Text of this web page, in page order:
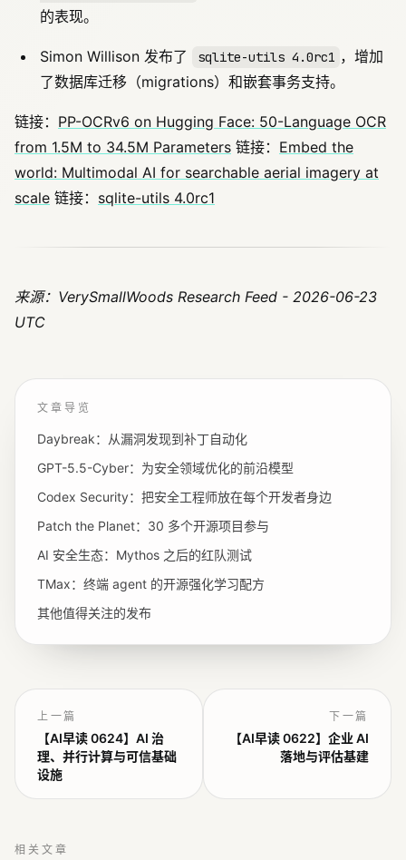
的表现。
Simon Willison 发布了 sqlite-utils 4.0rc1 ，增加
了数据库迁移（migrations）和嵌套事务支持。
链接： PP-OCRv6 on Hugging Face: 50-Language OCR
from 1.5M to 34.5M Parameters 链接： Embed the
world: Multimodal AI for searchable aerial imagery at
scale 链接： sqlite-utils 4.0rc1
来源：VerySmallWoods Research Feed - 2026-06-23
UTC
文章导览
Daybreak：从漏洞发现到补丁自动化
GPT-5.5-Cyber：为安全领域优化的前沿模型
Codex Security：把安全工程师放在每个开发者身边
Patch the Planet：30 多个开源项目参与
AI 安全生态：Mythos 之后的红队测试
TMax：终端 agent 的开源强化学习配方
其他值得关注的发布
上一篇
【AI早读 0624】AI 治
理、并行计算与可信基础
设施
下一篇
【AI早读 0622】企业 AI
落地与评估基建
相关文章